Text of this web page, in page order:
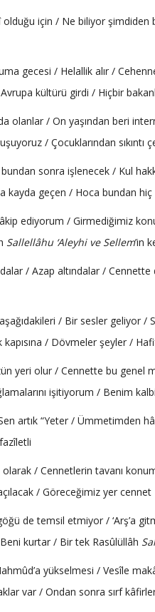
olduğu için / Ne biliyor şimdiden
gecesi / Helallik alır /
kültürü girdi / Hiçbir
olanlar / On yaşından beri
/ Çocuklarından sıkıntı
sonra işlenecek / Kul
kayda geçen / Hoca bundan
ediyorum / Girmediğimiz
Sallellâhu ‘Aleyhi ve Sellem’in
/ Azap altındalar /
/ Bir sesler geliyor /
kapısına / Dövmeler şeyler /
yeri olur / Cennette bu genel
işitiyorum / Benim
artık “Yeter / Ümmetimden
olarak / Cennetlerin tavanı
/ Göreceğimiz yer cennet
de temsil etmiyor / ‘Arş’a
kurtar / Bir tek Rasûlüllâh
yükselmesi / Vesîle
var / Ondan sonra sırf